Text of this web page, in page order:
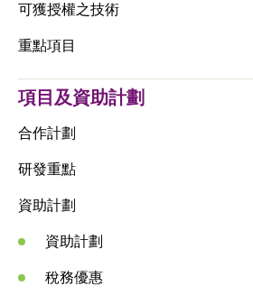
可獲授權之技術
重點項目
項目及資助計劃
合作計劃
研發重點
資助計劃
資助計劃
稅務優惠